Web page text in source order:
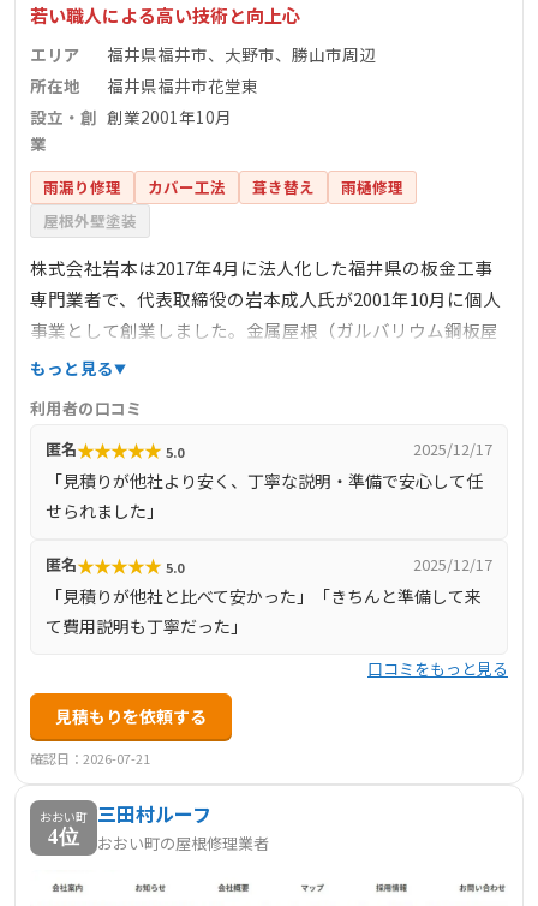
若い職人による高い技術と向上心
エリア
福井県福井市、大野市、勝山市周辺
所在地
福井県福井市花堂東
設立・創
業
創業2001年10月
雨漏り修理 カバー工法 葺き替え
雨樋修理
屋根外壁塗装
株式会社岩本は2017年4月に法人化した福井県の板金工事
専門業者で、代表取締役の岩本成人氏が2001年10月に個人
事業として創業しました。金属屋根（ガルバリウム鋼板屋
根）などの屋根リフォーム・屋根修理を含む外装リフォー
るほどの実力を持つ職人が在籍しています。45歳の代表が
社内で最年長で平均年齢が若く活気ある現場が特徴。雨漏
り・雨樋修理、屋上防水工事にも対応し、お客様とのコミ
ュニケーションを重視した丁寧な施工を心がけています。
力を入れています。
もっと見る
利用者の口コミ
匿名★★★★★ 5.0 2025/12/17
「見積りが他社より安く、丁寧な説明・準備で安心して任
せられました」
匿名★★★★★ 5.0 2025/12/17
「見積りが他社と比べて安かった」「きちんと準備して来
て費用説明も丁寧だった」
口コミをもっと見る
見積もりを依頼する
確認日：2026-07-21
おおい町
4位
三田村ルーフ
おおい町の屋根修理業者